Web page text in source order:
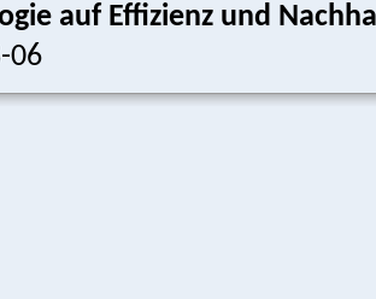
auf Effizienz und
06